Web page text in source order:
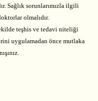
Sağlık sorunlarımızla ilgili
olmalıdır.
teşhis ve tedavi niteliği
uygulamadan önce mutlaka